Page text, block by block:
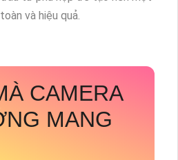
và hiệu quả.
CAMERA
MANG